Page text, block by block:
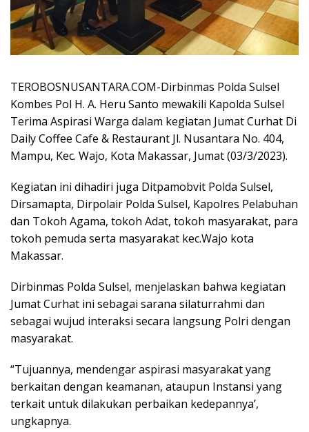
TEROBOSNUSANTARA.COM-Dirbinmas Polda Sulsel
Kombes Pol H. A. Heru Santo mewakili Kapolda Sulsel
Terima Aspirasi Warga dalam kegiatan Jumat Curhat Di
Daily Coffee Cafe & Restaurant Jl. Nusantara No. 404,
Mampu, Kec. Wajo, Kota Makassar, Jumat (03/3/2023).
Kegiatan ini dihadiri juga Ditpamobvit Polda Sulsel,
Dirsamapta, Dirpolair Polda Sulsel, Kapolres Pelabuhan
dan Tokoh Agama, tokoh Adat, tokoh masyarakat, para
tokoh pemuda serta masyarakat kec.Wajo kota
Makassar.
Dirbinmas Polda Sulsel, menjelaskan bahwa kegiatan
Jumat Curhat ini sebagai sarana silaturrahmi dan
sebagai wujud interaksi secara langsung Polri dengan
masyarakat.
“Tujuannya, mendengar aspirasi masyarakat yang
berkaitan dengan keamanan, ataupun Instansi yang
terkait untuk dilakukan perbaikan kedepannya’,
ungkapnya.